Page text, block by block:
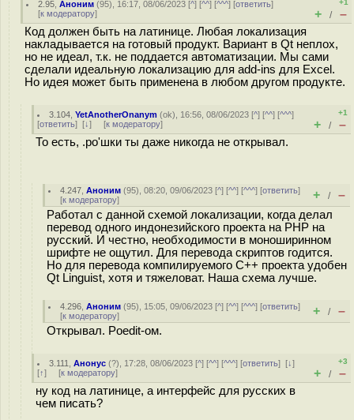
2.95 ,Аноним (95), 16:17, 08/06/2023 [^] [^^] [^^^] [ответить]
[к модератору]
+1
+ / –
Код должен быть на латинице. Любая локализация
накладывается на готовый продукт. Вариант в Qt неплох,
но не идеал, т.к. не поддается автоматизации. Мы сами
сделали идеальную локализацию для add-ins для Excel.
Но идея может быть применена в любом другом продукте.
3.104 ,YetAnotherOnanym (ok), 16:56, 08/06/2023 [^] [^^] [^^^]
[ответить] [↓] [к модератору]
+1
+ / –
То есть, .po'шки ты даже никогда не открывал.
4.247 ,Аноним (95), 08:20, 09/06/2023 [^] [^^] [^^^] [ответить]
[к модератору] + / –
Работал с данной схемой локализации, когда делал
перевод одного индонезийского проекта на PHP на
русский. И честно, необходимости в моноширинном
шрифте не ощутил. Для перевода скриптов годится.
Но для перевода компилируемого С++ проекта удобен
Qt Linguist, хотя и тяжеловат. Наша схема лучше.
4.296 ,Аноним (95), 15:05, 09/06/2023 [^] [^^] [^^^] [ответить]
[к модератору] + / –
Открывал. Poedit-ом.
3.111 ,Анонус (?), 17:28, 08/06/2023 [^] [^^] [^^^] [ответить][↓]
[↑] [к модератору]
+3
+ / –
ну код на латинице, а интерфейс для русских в
чем писать?